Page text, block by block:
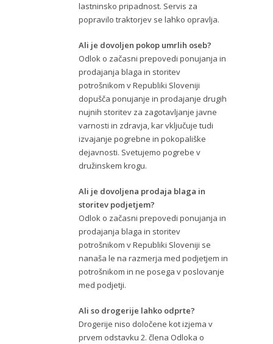
lastninsko pripadnost. Servis za
popravilo traktorjev se lahko opravlja.
Ali je dovoljen pokop umrlih oseb?
Odlok o začasni prepovedi ponujanja in
prodajanja blaga in storitev
potrošnikom v Republiki Sloveniji
dopušča ponujanje in prodajanje drugih
nujnih storitev za zagotavljanje javne
varnosti in zdravja, kar vključuje tudi
izvajanje pogrebne in pokopališke
dejavnosti. Svetujemo pogrebe v
družinskem krogu.
Ali je dovoljena prodaja blaga in
storitev podjetjem?
Odlok o začasni prepovedi ponujanja in
prodajanja blaga in storitev
potrošnikom v Republiki Sloveniji se
nanaša le na razmerja med podjetjem in
potrošnikom in ne posega v poslovanje
med podjetji.
Ali so drogerije lahko odprte?
Drogerije niso določene kot izjema v
prvem odstavku 2. člena Odloka o